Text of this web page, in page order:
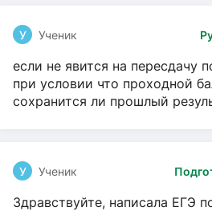
У Ученик
если не явится на пересдачу
при условии что проходной
сохранится ли прошлый
У Ученик
Здравствуйте, написала ЕГЭ